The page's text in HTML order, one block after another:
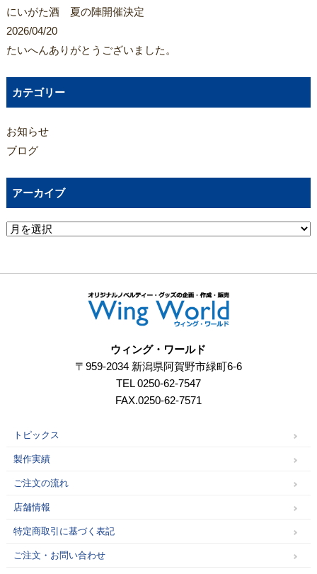
にいがた酒 夏の陣開催決定
2026/04/20
たいへんありがとうございました。
カテゴリー
お知らせ
ブログ
アーカイブ
ウィング・ワールド
〒959-2034 新潟県阿賀野市緑町6-6
TEL 0250-62-7547
FAX.0250-62-7571
トピックス
製作実績
ご注文の流れ
店舗情報
特定商取引に基づく表記
ご注文・お問い合わせ